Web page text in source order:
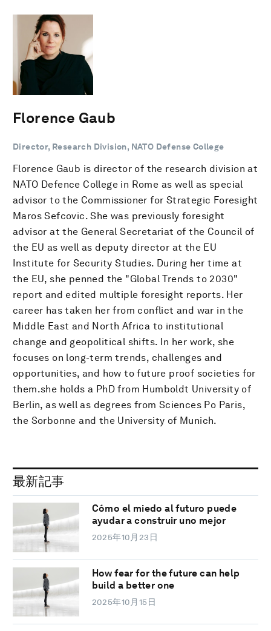
Florence Gaub
Director, Research Division, NATO Defense College
Florence Gaub is director of the research division at
NATO Defence College in Rome as well as special
advisor to the Commissioner for Strategic Foresight
Maros Sefcovic. She was previously foresight
advisor at the General Secretariat of the Council of
the EU as well as deputy director at the EU
Institute for Security Studies. During her time at
the EU, she penned the "Global Trends to 2030"
report and edited multiple foresight reports. Her
career has taken her from conflict and war in the
Middle East and North Africa to institutional
change and geopolitical shifts. In her work, she
focuses on long-term trends, challenges and
opportunities, and how to future proof societies for
them.she holds a PhD from Humboldt University of
Berlin, as well as degrees from Sciences Po Paris,
the Sorbonne and the University of Munich.
最新記事
Cómo el miedo al futuro puede
ayudar a construir uno mejor
2025年10月23日
How fear for the future can help
build a better one
2025年10月15日